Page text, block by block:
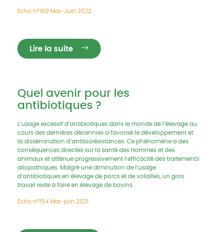
Echo n°160 Mai-Juin 2022
Lire la suite
Quel avenir pour les
antibiotiques ?
L’usage excessif d’antibiotiques dans le monde de l’élevage au
cours des dernières décennies a favorisé le développement et
la dissémination d’antibiorésistances. Ce phénomène a des
conséquences directes sur la santé des Hommes et des
animaux et atténue progressivement l’efficacité des traitements
allopathiques. Malgré une diminution de l’usage
d’antibiotiques en élevage de porcs et de volailles, un gros
travail reste à faire en élevage de bovins.
Echo n°154 Mai-juin 2021